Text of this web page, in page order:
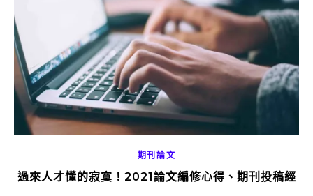
期刊論文
過來人才懂的寂寞！2021論文編修心得、期刊投稿經